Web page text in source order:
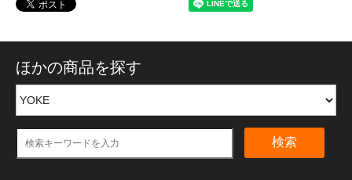
ほかの商品を探す
検索